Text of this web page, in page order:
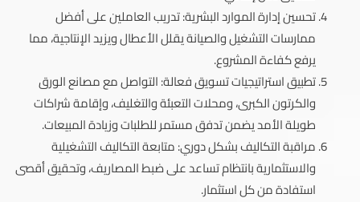
تحسين إدارة الموارد البشرية: تدريب العاملين على أفضل
ممارسات التشغيل والصيانة يقلل الأعطال ويزيد الإنتاجية، مما
يرفع كفاءة المشروع.
تطبيق استراتيجيات تسويق فعالة: التواصل مع مصانع الورق
والكرتون الكبرى، ومحلات التعبئة والتغليف، وإقامة شراكات
طويلة الأمد يضمن تدفق مستمر للطلبات وزيادة المبيعات.
مراقبة التكاليف بشكل دوري: متابعة التكاليف التشغيلية
والاستثمارية بانتظام تساعد على ضبط المصاريف، وتحقيق أقصى
استفادة من كل استثمار.